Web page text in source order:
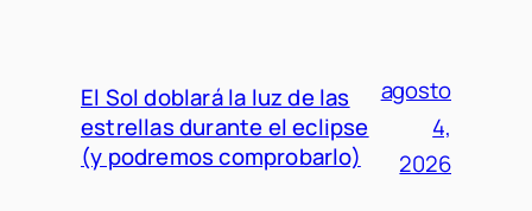
El Sol doblará la luz de las
estrellas durante el eclipse
(y podremos comprobarlo)
agosto
4,
2026